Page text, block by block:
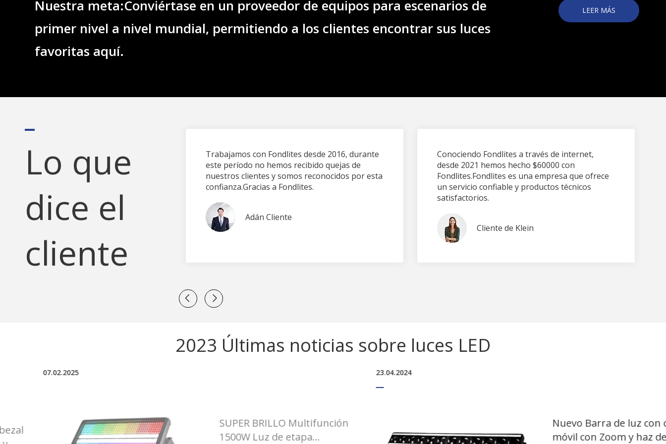
Nuestra meta:Conviértase en un proveedor de equipos para escenarios de
primer nivel a nivel mundial, permitiendo a los clientes encontrar sus luces
favoritas aquí.
LEER MÁS
Lo que
dice el
cliente
productos y feliz cooperación con
Cliente de Klein
Trabajamos con Fondlites desde 2016, durante
este período no hemos recibido quejas de
nuestros clientes y somos reconocidos por esta
confianza.Gracias a Fondlites.
Adán Cliente
Conociendo Fondlites a través de internet,
desde 2021 hemos hecho $60000 con
Fondlites.Fondlites es una empresa que ofrece
un servicio confiable y productos técnicos
satisfactorios.
Cliente de Klein
2023 Últimas noticias sobre luces LED
SUPER BRILLO Multifunción
1500W Luz de etapa
Nuevo Barra de luz con cabezal
móvil con Zoom y haz de 40W,